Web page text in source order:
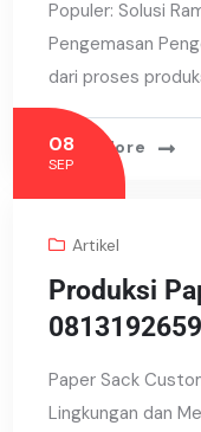
Populer: Solusi
Pengemasan
dari proses
Read More
08
SEP
Artikel
Produksi
Paper Sack
Lingkungan dan